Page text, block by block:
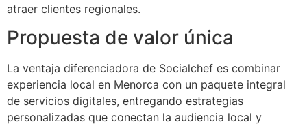
atraer clientes regionales.
Propuesta de valor única
La ventaja diferenciadora de Socialchef es combinar
experiencia local en Menorca con un paquete integral
de servicios digitales, entregando estrategias
personalizadas que conectan la audiencia local y